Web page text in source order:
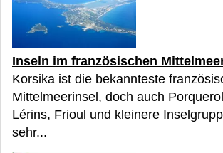
Inseln im französischen
Korsika ist die bekannteste
Mittelmeerinsel, doch auch
Lérins, Frioul und kleinere
sehr...